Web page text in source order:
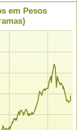
em Pesos